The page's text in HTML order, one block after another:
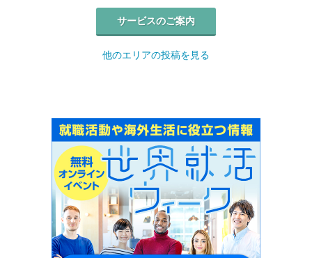
サービスのご案内
他のエリアの投稿を見る